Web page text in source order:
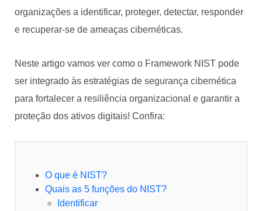
organizações a identificar, proteger, detectar, responder
e recuperar-se de ameaças cibernéticas.
Neste artigo vamos ver como o Framework NIST pode
ser integrado às estratégias de segurança cibernética
para fortalecer a resiliência organizacional e garantir a
proteção dos ativos digitais! Confira:
O que é NIST?
Quais as 5 funções do NIST?
Identificar